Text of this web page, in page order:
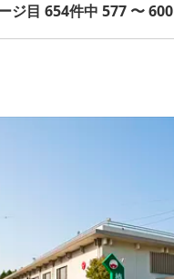
ジ目 654件中 577 〜